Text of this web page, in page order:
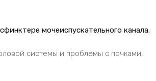
мочеиспускательного канала.
системы и проблемы с почками,